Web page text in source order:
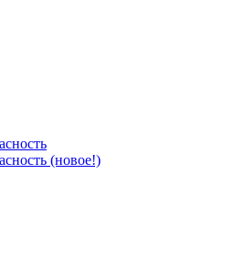
(новое!)